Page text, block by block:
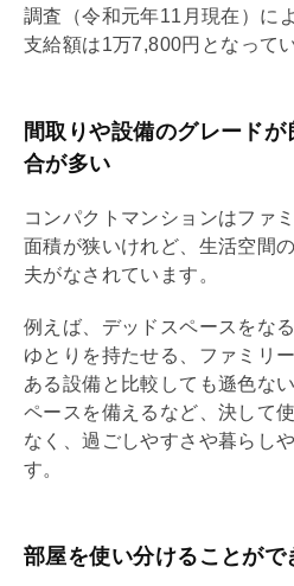
調査（令和元年11月現在）に
支給額は1万7,800円となって
間取りや設備のグレード
合が多い
コンパクトマンションはファ
面積が狭いけれど、生活空間
夫がなされています。
例えば、デッドスペースをな
ゆとりを持たせる、ファミリ
ある設備と比較しても遜色な
ペースを備えるなど、決して
なく、過ごしやすさや暮らし
す。
部屋を使い分けることがで